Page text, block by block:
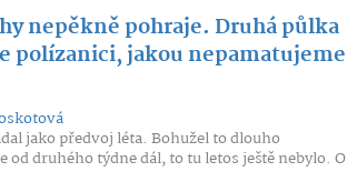
nepěkně pohraje. Druhá půlka
polízanici, jakou nepamatujeme
jako předvoj léta. Bohužel to dlouho
od druhého týdne dál, to tu letos ještě nebylo. O